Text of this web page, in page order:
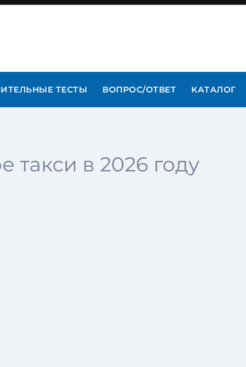
ТЕСТЫ ВОПРОС/ОТВЕТ КАТАЛОГ
такси в 2026 году